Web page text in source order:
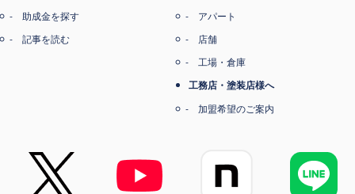
助成金を探す
記事を読む
アパート
店舗
工場・倉庫
工務店・塗装店様へ
加盟希望のご案内